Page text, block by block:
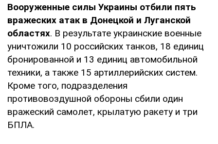
Вооруженные силы Украины отбили пять
вражеских атак в Донецкой и Луганской
областях. В результате украинские военные
уничтожили 10 российских танков, 18 единиц
бронированной и 13 единиц автомобильной
техники, а также 15 артиллерийских систем.
Кроме того, подразделения
противовоздушной обороны сбили один
вражеский самолет, крылатую ракету и три
БПЛА.